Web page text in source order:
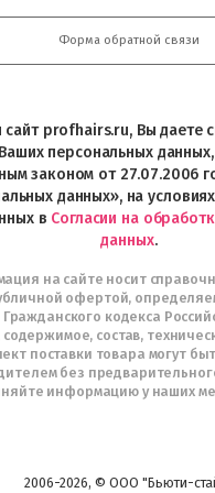
Play
и
Интернет-
Telegram
Форма обратной связи
сайт profhairs.ru, Вы даете
персональных
законом от 27.07.2006
данных», на
в Согласии на
данных.
на сайте носит
офертой,
Гражданского кодекса
состав,
поставки товара могут
без
информацию у наших
2006-2026, © ООО "Бьюти-